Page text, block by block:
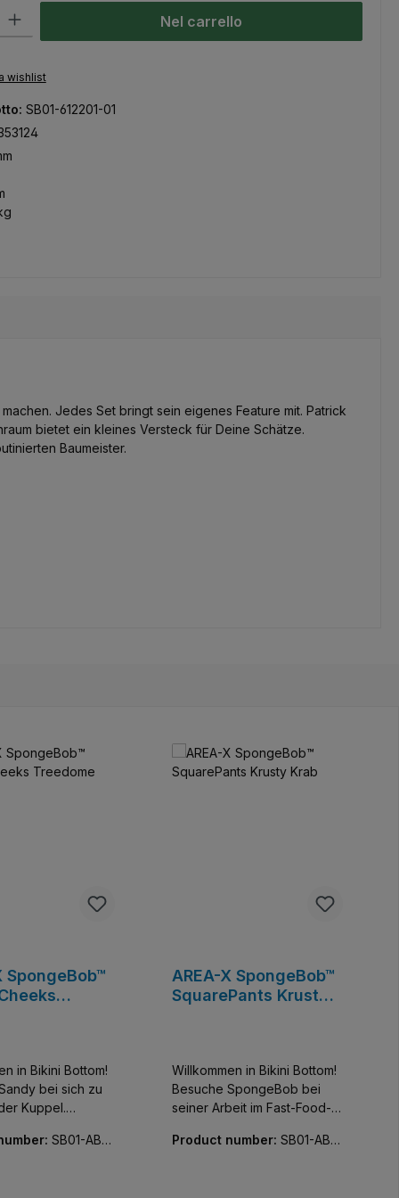
inserisci la quantità desiderata o usa i pulsanti per
Nel carrello
wishlist
SB01-612201-01
Jedes Set bringt sein eigenes Feature mit. Patrick
bietet ein kleines Versteck für Deine Schätze.
Baumeister.
SpongeBob™
in Bikini Bottom!
bei sich zu
Kuppel.
SB01-AB0
AREA-X SpongeBob™
SquarePants Krusty
Willkommen in Bikini Bottom!
Besuche SpongeBob bei
seiner Arbeit im Fast-Food-
der Name schon vermuten
Product number: SB01-AB0